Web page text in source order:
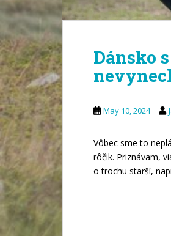
Dánsko
May 10, 2024
Vôbec sme to
rôčik. Priznávam,
o trochu starší,